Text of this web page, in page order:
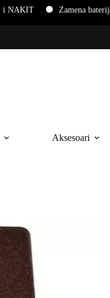
Zamena baterija i narukvica
Aksesoari